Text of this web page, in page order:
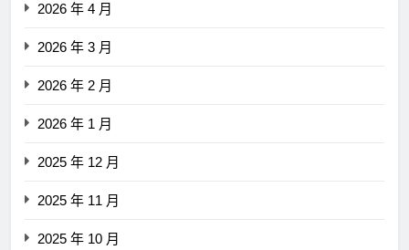
2026 年 4 月
2026 年 3 月
2026 年 2 月
2026 年 1 月
2025 年 12 月
2025 年 11 月
2025 年 10 月